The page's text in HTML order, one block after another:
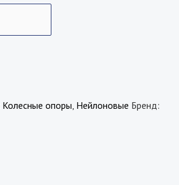
Колесные опоры, Нейлоновые Бренд: